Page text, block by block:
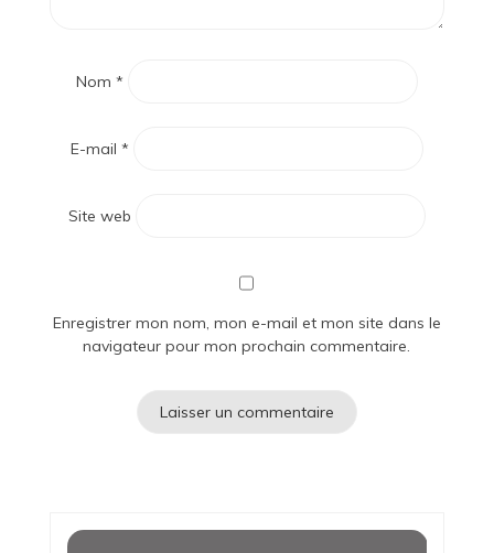
Nom *
E-mail *
Site web
Enregistrer mon nom, mon e-mail et mon site dans le
navigateur pour mon prochain commentaire.